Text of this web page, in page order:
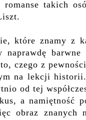
romanse takich
które znamy
naprawdę
czego z
na lekcji
od tej
a namiętność
obraz